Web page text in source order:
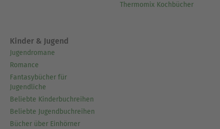
Thermomix Kochbücher
Kinder & Jugend
Jugendromane
Romance
Fantasybücher für
Jugendliche
Beliebte Kinderbuchreihen
Beliebte Jugendbuchreihen
Bücher über Einhörner